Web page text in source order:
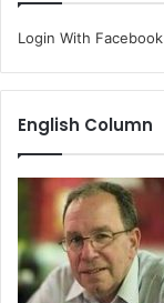
Login With Facebook
English Column